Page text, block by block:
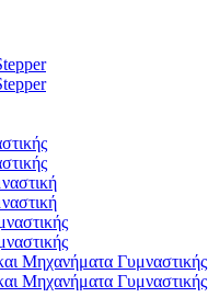
Μηχανήματα Γυμναστικής
Μηχανήματα Γυμναστικής